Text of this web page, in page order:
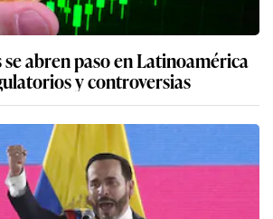
abren paso en Latinoamérica
y controversias